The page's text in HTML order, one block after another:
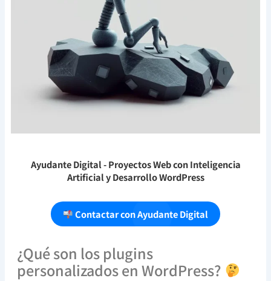
Ayudante Digital- Proyectos Web con Inteligencia
Artificial y Desarrollo WordPress
Contactar con Ayudante Digital
¿Qué son los plugins
personalizados en WordPress?